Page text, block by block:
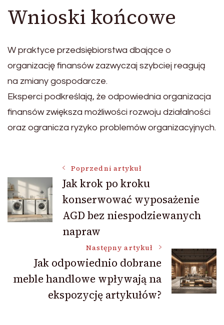
Wnioski końcowe
W praktyce przedsiębiorstwa dbające o
organizację finansów zazwyczaj szybciej reagują
na zmiany gospodarcze.
Eksperci podkreślają, że odpowiednia organizacja
finansów zwiększa możliwości rozwoju działalności
oraz ogranicza ryzyko problemów organizacyjnych.
Nawigacja
wpisu
Poprzedni artykuł
Jak krok po kroku
konserwować wyposażenie
AGD bez niespodziewanych
napraw
Następny artykuł
Jak odpowiednio dobrane
meble handlowe wpływają na
ekspozycję artykułów?